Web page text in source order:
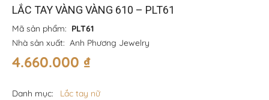
LẮC TAY VÀNG VÀNG 610 – PLT61
Mã sản phẩm: PLT61
Nhà sản xuất: Anh Phương Jewelry
4.660.000 ₫
Danh mục:
Lắc tay nữ